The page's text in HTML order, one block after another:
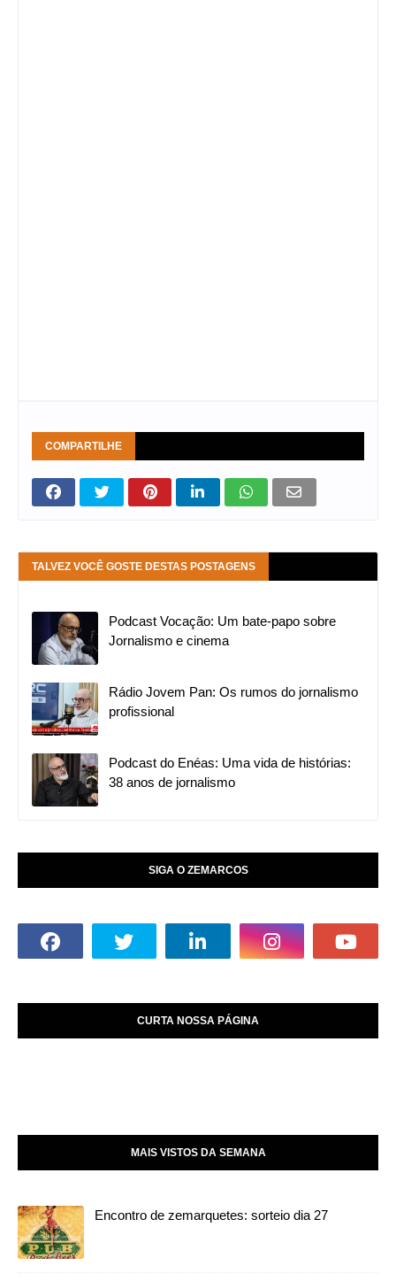
COMPARTILHE
TALVEZ VOCÊ GOSTE DESTAS POSTAGENS
Podcast Vocação: Um bate-papo sobre
Jornalismo e cinema
Rádio Jovem Pan: Os rumos do jornalismo
profissional
Podcast do Enéas: Uma vida de histórias:
38 anos de jornalismo
SIGA O ZEMARCOS
CURTA NOSSA PÁGINA
MAIS VISTOS DA SEMANA
Encontro de zemarquetes: sorteio dia 27